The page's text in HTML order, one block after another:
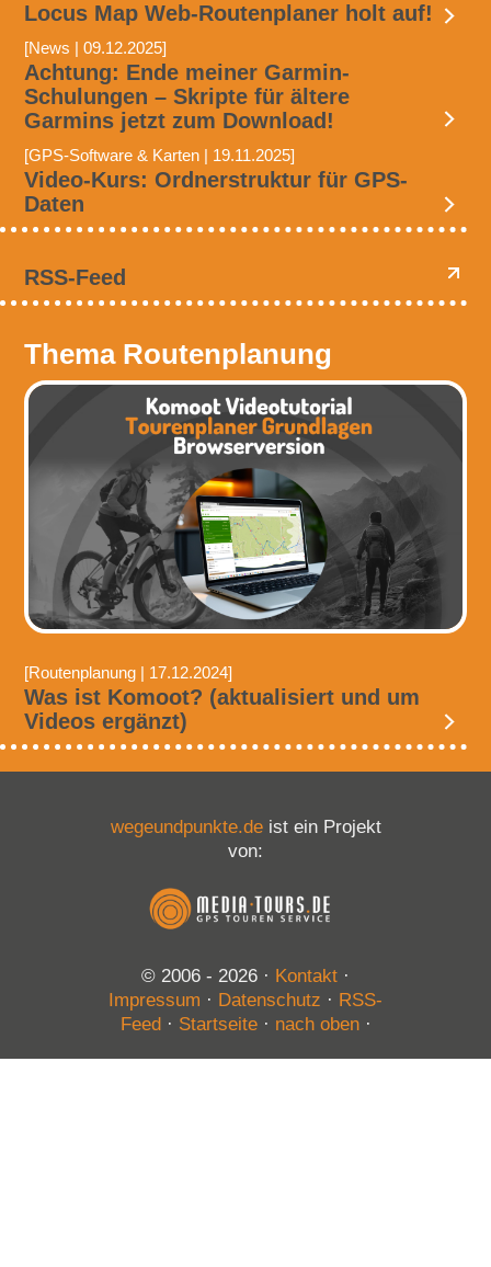
Locus Map Web-Routenplaner holt auf!
[News | 09.12.2025]
Achtung: Ende meiner Garmin-
Schulungen – Skripte für ältere
Garmins jetzt zum Download!
[GPS-Software & Karten | 19.11.2025]
Video-Kurs: Ordnerstruktur für GPS-
Daten
RSS-Feed
Thema Routenplanung
[Routenplanung | 17.12.2024]
Was ist Komoot? (aktualisiert und um
Videos ergänzt)
wegeundpunkte.deist ein Projekt
von:
© 2006 - 2026 · Kontakt ·
Impressum · Datenschutz · RSS-
Feed· Startseite· nach oben·